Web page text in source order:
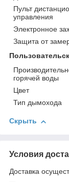
Пульт
управления
Электронное
Защита от
горячей воды
Цвет
Тип дымохода
Скрыть
Условия
Доставка